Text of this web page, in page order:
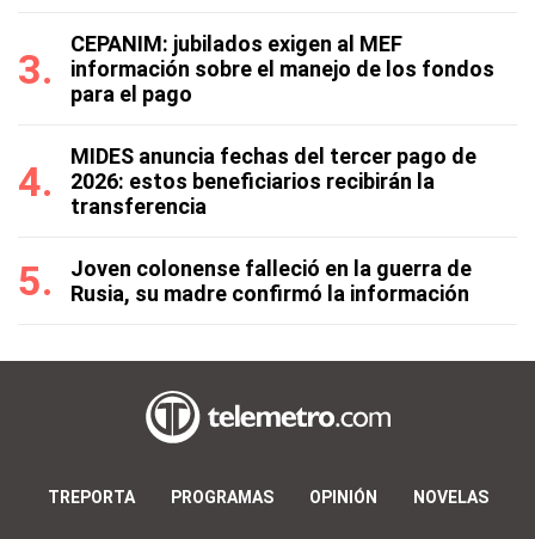
CEPANIM: jubilados exigen al MEF
información sobre el manejo de los fondos
para el pago
MIDES anuncia fechas del tercer pago de
2026: estos beneficiarios recibirán la
transferencia
Joven colonense falleció en la guerra de
Rusia, su madre confirmó la información
TREPORTA PROGRAMAS OPINIÓN NOVELAS